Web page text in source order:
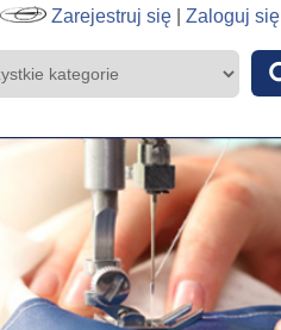
Zarejestruj się| Zaloguj się